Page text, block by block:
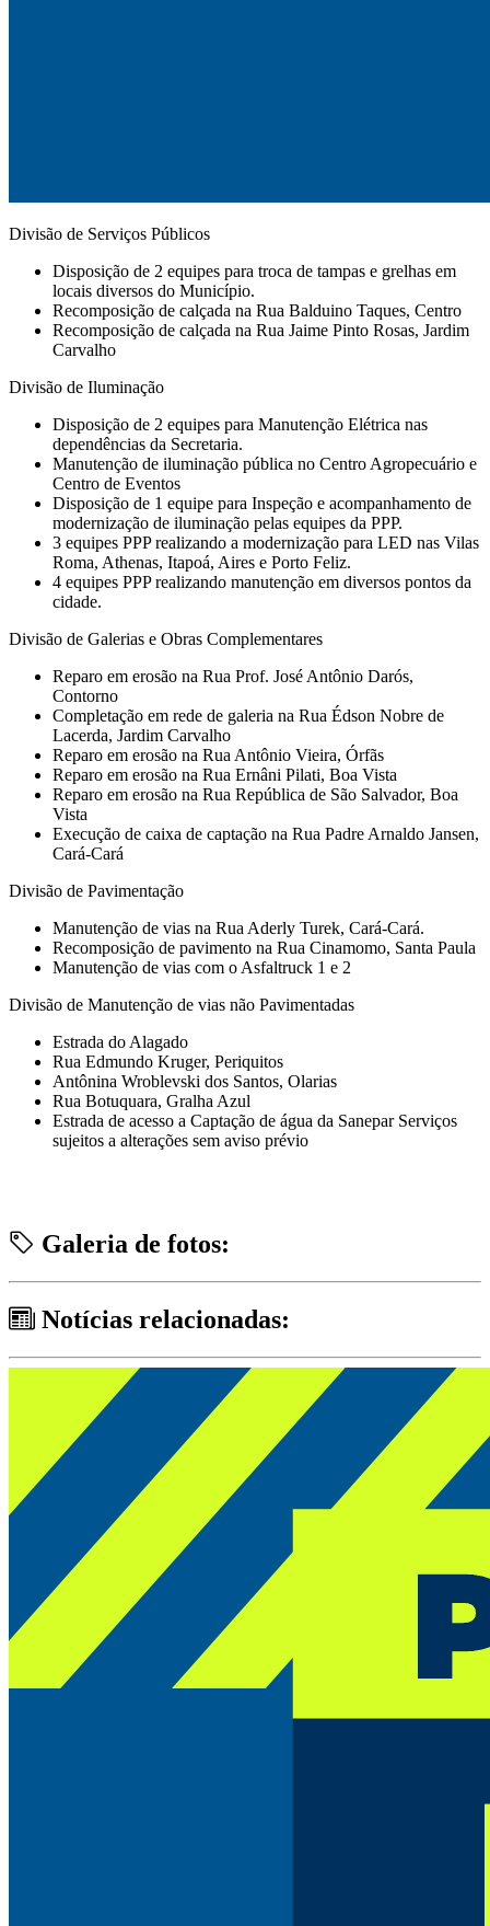
Divisão de Serviços Públicos
Disposição de 2 equipes para troca de tampas e grelhas em
locais diversos do Município.
Recomposição de calçada na Rua Balduino Taques, Centro
Recomposição de calçada na Rua Jaime Pinto Rosas, Jardim
Carvalho
Divisão de Iluminação
Disposição de 2 equipes para Manutenção Elétrica nas
dependências da Secretaria.
Manutenção de iluminação pública no Centro Agropecuário e
Centro de Eventos
Disposição de 1 equipe para Inspeção e acompanhamento de
modernização de iluminação pelas equipes da PPP.
3 equipes PPP realizando a modernização para LED nas Vilas
Roma, Athenas, Itapoá, Aires e Porto Feliz.
4 equipes PPP realizando manutenção em diversos pontos da
cidade.
Divisão de Galerias e Obras Complementares
Reparo em erosão na Rua Prof. José Antônio Darós,
Contorno
Completação em rede de galeria na Rua Édson Nobre de
Lacerda, Jardim Carvalho
Reparo em erosão na Rua Antônio Vieira, Órfãs
Reparo em erosão na Rua Ernâni Pilati, Boa Vista
Reparo em erosão na Rua República de São Salvador, Boa
Vista
Execução de caixa de captação na Rua Padre Arnaldo Jansen,
Cará-Cará
Divisão de Pavimentação
Manutenção de vias na Rua Aderly Turek, Cará-Cará.
Recomposição de pavimento na Rua Cinamomo, Santa Paula
Manutenção de vias com o Asfaltruck 1 e 2
Divisão de Manutenção de vias não Pavimentadas
Estrada do Alagado
Rua Edmundo Kruger, Periquitos
Antônina Wroblevski dos Santos, Olarias
Rua Botuquara, Gralha Azul
Estrada de acesso a Captação de água da Sanepar Serviços
sujeitos a alterações sem aviso prévio
Galeria de fotos:
Notícias relacionadas: